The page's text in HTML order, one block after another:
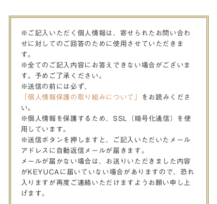
※ご記入いただく個人情報は、寄せられたお問い合わ
せに対してのご回答のために使用させていただきま
す。
※全てのご記入内容にお答えできない場合がございま
す。予めご了承ください。
※送信の前には必ず、
「個人情報保護の取り組みについて」
をお読みくださ
い。
※個人情報を保護するため、SSL（暗号化通信）を使
用しています。
※送信ボタンを押しますと、ご記入いただいたメール
アドレスに自動返信メールが届きます。
メールが届かない場合は、お送りいただきました内容
がKEYUCAに届いていない場合がありますので、恐れ
入りますが再度ご連絡いただけますようお願い申し上
げます。